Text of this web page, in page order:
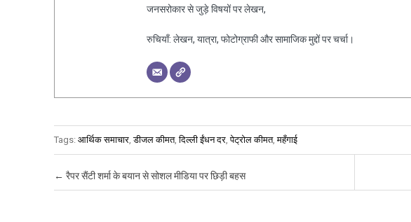
जनसरोकार से जुड़े विषयों पर लेखन,
रुचियाँ: लेखन, यात्रा, फोटोग्राफी और सामाजिक मुद्दों पर चर्चा।
Tags: आर्थिक समाचार,डीजल कीमत,दिल्ली ईंधन दर,पेट्रोल कीमत,महँगाई
Post navigation
← रैपर सैंटी शर्मा के बयान से सोशल मीडिया पर छिड़ी बहस